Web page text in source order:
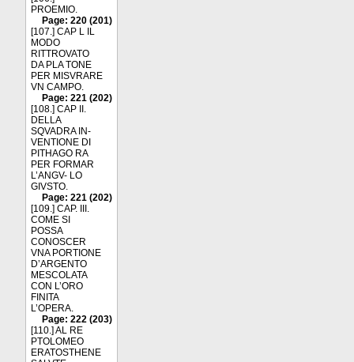
PROEMIO.
Page: 220 (201)
[107.] CAP L IL
MODO
RITTROVATO
DA PLA TONE
PER MISVRARE
VN CAMPO.
Page: 221 (202)
[108.] CAP II.
DELLA
SQVADRA IN-
VENTIONE DI
PITHAGO RA
PER FORMAR
L’ANGV- LO
GIVSTO.
Page: 221 (202)
[109.] CAP. III.
COME SI
POSSA
CONOSCER
VNA PORTIONE
D’ARGENTO
MESCOLATA
CON L’ORO
FINITA
L’OPERA.
Page: 222 (203)
[110.] AL RE
PTOLOMEO
ERATOSTHENE